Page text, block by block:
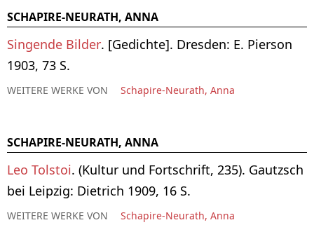
SCHAPIRE-NEURATH, ANNA
Singende Bilder. [Gedichte]. Dresden: E. Pierson
1903, 73 S.
WEITERE WERKE VON Schapire-Neurath, Anna
SCHAPIRE-NEURATH, ANNA
Leo Tolstoi. (Kultur und Fortschrift, 235). Gautzsch
bei Leipzig: Dietrich 1909, 16 S.
WEITERE WERKE VON Schapire-Neurath, Anna